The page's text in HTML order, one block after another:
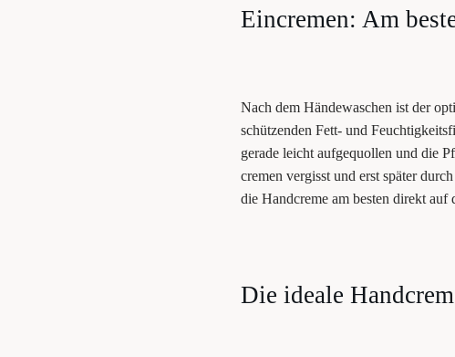
Ein­cre­men: Am
Nach dem Hän­de­wa­schen ist der
schüt­zen­den Fett- und
gera­de leicht auf­ge­quol­len und die
cre­men ver­gisst und erst spä­ter
die Hand­creme am bes­ten direkt auf
Die idea­le